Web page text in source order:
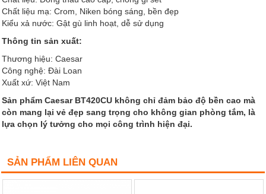
Chất liệu mạ: Crom, Niken bóng sáng, bền đẹp
Kiểu xả nước: Gật gù linh hoạt, dễ sử dụng
Thông tin sản xuất:
Thương hiệu: Caesar
Công nghệ: Đài Loan
Xuất xứ: Việt Nam
Sản phẩm Caesar BT420CU không chỉ đảm bảo độ bền cao mà
còn mang lại vẻ đẹp sang trọng cho không gian phòng tắm, là
lựa chọn lý tưởng cho mọi công trình hiện đại.
SẢN PHẨM LIÊN QUAN